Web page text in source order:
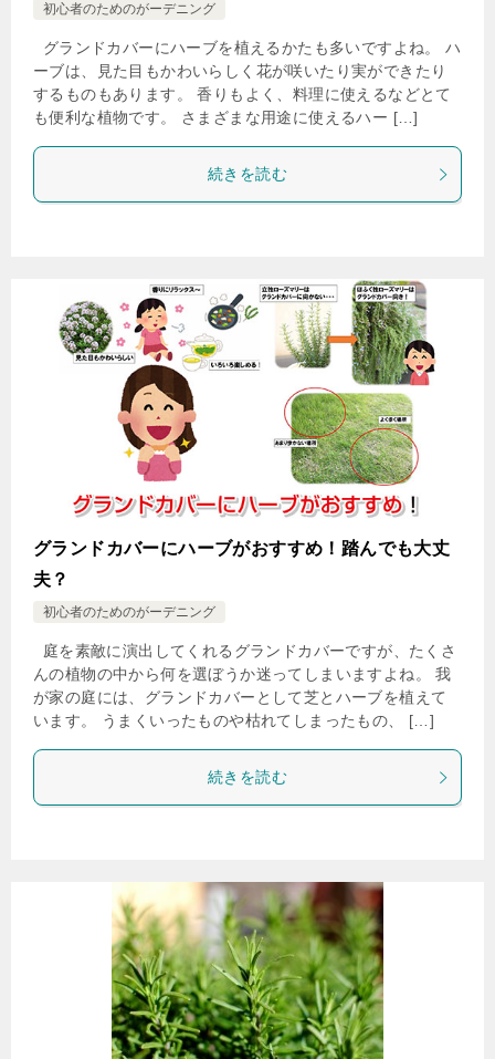
初心者のためのがーデニング
グランドカバーにハーブを植えるかたも多いですよね。 ハ
ーブは、見た目もかわいらしく花が咲いたり実ができたり
するものもあります。 香りもよく、料理に使えるなどとて
も便利な植物です。 さまざまな用途に使えるハー […]
続きを読む
グランドカバーにハーブがおすすめ！踏んでも大丈
夫？
初心者のためのがーデニング
庭を素敵に演出してくれるグランドカバーですが、たくさ
んの植物の中から何を選ぼうか迷ってしまいますよね。 我
が家の庭には、グランドカバーとして芝とハーブを植えて
います。 うまくいったものや枯れてしまったもの、 […]
続きを読む